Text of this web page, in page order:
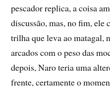
pescador replica, a coisa
discussão, mas, no fim, ele
trilha que leva ao matagal,
arcados com o peso das
depois, Naro teria uma
frente, certamente o